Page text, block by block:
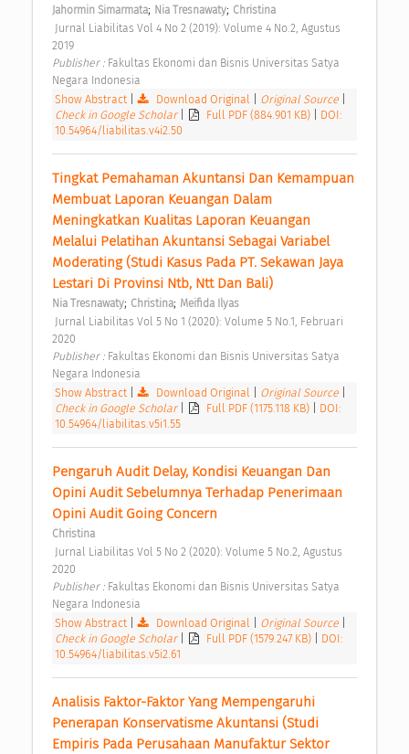
Jahormin Simarmata; Nia Tresnawaty; Christina
2019
Publisher : Fakultas Ekonomi dan Bisnis Universitas Satya
Negara Indonesia
Show Abstract| Download Original Original Source
Check in Google Scholar
Full PDF (884.901 KB)
DOI:
10.54964/liabilitas.v4i2.50
Tingkat Pemahaman Akuntansi Dan Kemampuan
Membuat Laporan Keuangan Dalam
Meningkatkan Kualitas Laporan Keuangan
Melalui Pelatihan Akuntansi Sebagai Variabel
Moderating (Studi Kasus Pada PT. Sekawan Jaya
Lestari Di Provinsi Ntb, Ntt Dan Bali)
Nia Tresnawaty; Christina; Meifida Ilyas
2020
Publisher : Fakultas Ekonomi dan Bisnis Universitas Satya
Negara Indonesia
Show Abstract| Download Original Original Source
Check in Google Scholar
Full PDF (1175.118 KB)
DOI:
10.54964/liabilitas.v5i1.55
Pengaruh Audit Delay, Kondisi Keuangan Dan
Opini Audit Sebelumnya Terhadap Penerimaan
Opini Audit Going Concern
Christina
2020
Publisher : Fakultas Ekonomi dan Bisnis Universitas Satya
Negara Indonesia
Show Abstract| Download Original Original Source
Check in Google Scholar
Full PDF (1579.247 KB)
DOI:
10.54964/liabilitas.v5i2.61
Analisis Faktor-Faktor Yang Mempengaruhi
Penerapan Konservatisme Akuntansi (Studi
Empiris Pada Perusahaan Manufaktur Sektor